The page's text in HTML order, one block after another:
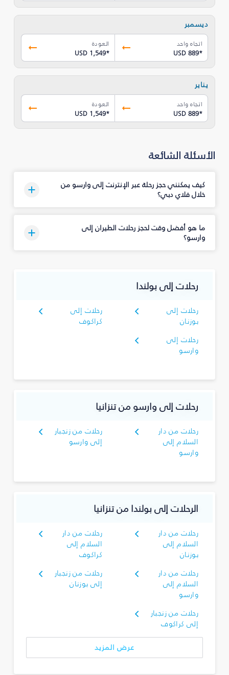
ديسمبر
اتجاه واحد
USD 889*
العودة
USD 1,549*
يناير
اتجاه واحد
USD 889*
العودة
USD 1,549*
الأسئلة الشائعة
كيف يمكنني حجز رحلة عبر الإنترنت إلى وارسو من
خلال فلاي دبي؟
ما هو أفضل وقت لحجز رحلات الطيران إلى
وارسو؟
رحلات إلى بولندا
رحلات إلى
بوزنان
رحلات إلى
كراكوف
رحلات إلى
وارسو
رحلات إلى وارسو من تنزانيا
رحلات من دار
السلام إلى
وارسو
رحلات من زنجبار
إلى وارسو
الرحلات إلى بولندا من تنزانيا
رحلات من دار
السلام إلى
بوزنان
رحلات من دار
السلام إلى
كراكوف
رحلات من دار
السلام إلى
وارسو
رحلات من زنجبار
إلى بوزنان
رحلات من زنجبار
إلى كراكوف
عرض المزيد